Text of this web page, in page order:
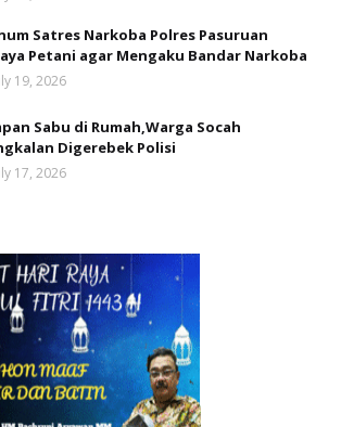
Satres Narkoba Polres Pasuruan
Petani agar Mengaku Bandar Narkoba
19, 2026
Sabu di Rumah,Warga Socah
Digerebek Polisi
17, 2026